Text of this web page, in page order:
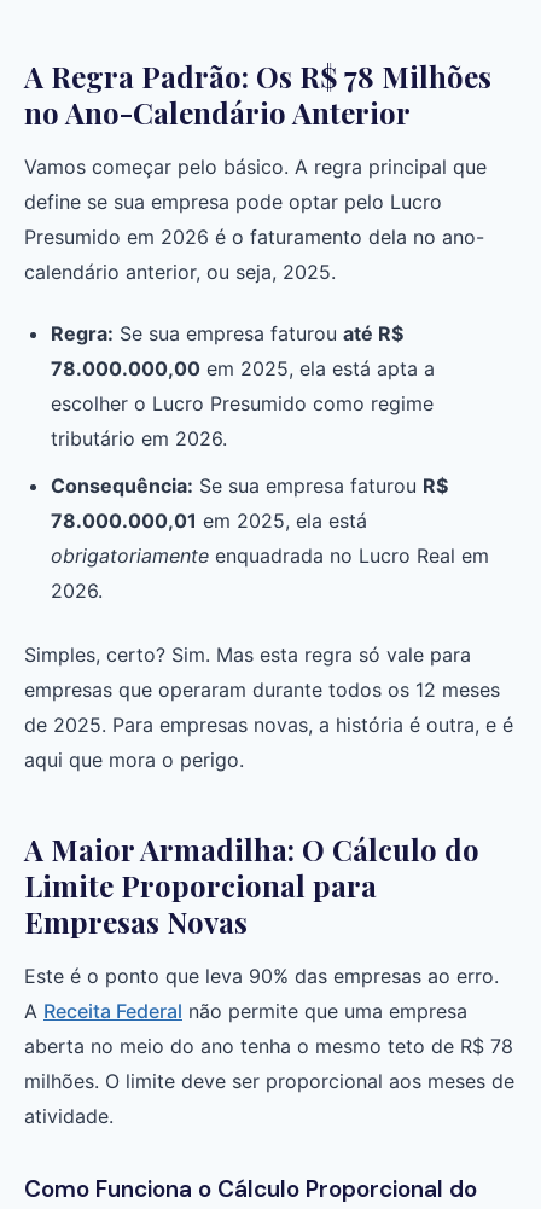
A Regra Padrão: Os R$ 78 Milhões
no Ano-Calendário Anterior
Vamos começar pelo básico. A regra principal que
define se sua empresa pode optar pelo Lucro
Presumido em 2026 é o faturamento dela no ano-
calendário anterior, ou seja, 2025.
Regra: Se sua empresa faturou até R$
78.000.000,00 em 2025, ela está apta a
escolher o Lucro Presumido como regime
tributário em 2026.
Consequência: Se sua empresa faturou R$
78.000.000,01 em 2025, ela está
obrigatoriamente enquadrada no Lucro Real em
2026.
Simples, certo? Sim. Mas esta regra só vale para
empresas que operaram durante todos os 12 meses
de 2025. Para empresas novas, a história é outra, e é
aqui que mora o perigo.
A Maior Armadilha: O Cálculo do
Limite Proporcional para
Empresas Novas
Este é o ponto que leva 90% das empresas ao erro.
A Receita Federal não permite que uma empresa
aberta no meio do ano tenha o mesmo teto de R$ 78
milhões. O limite deve ser proporcional aos meses de
atividade.
Como Funciona o Cálculo Proporcional do